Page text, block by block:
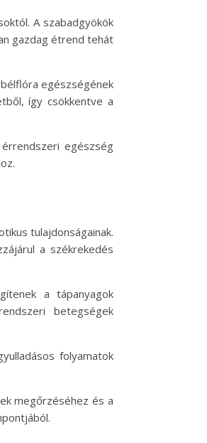
A szabadgyökök
gazdag étrend tehát
egészségének
így csökkentve a
egészség
tulajdonságainak.
a székrekedés
a tápanyagok
betegségek
folyamatok
megőrzéséhez és a